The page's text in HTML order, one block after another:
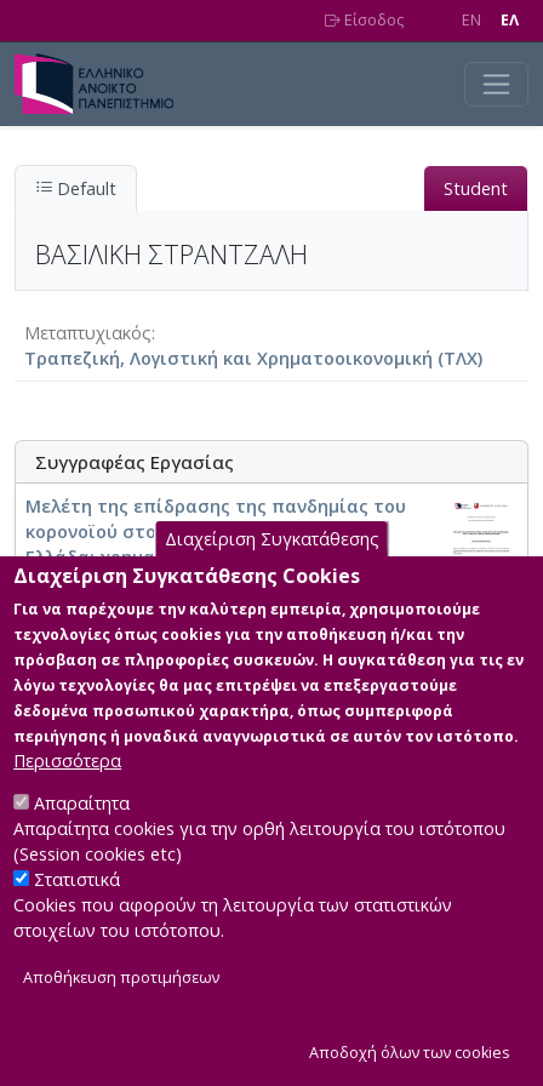
Είσοδος EN EΛ
Default Student
ΒΑΣΙΛΙΚΗ ΣΤΡΑΝΤΖΑΛΗ
Μεταπτυχιακός
Τραπεζική, Λογιστική και Χρηματοοικονομική (ΤΛΧ)
Συγγραφέας Εργασίας
Μελέτη της επίδρασης της πανδημίας του
κορονοϊού στον κλάδο κατασκευών στην
Ελλάδα: χρηματοοικονομική ανάλυση για
την περίοδο πριν, κατά τη διάρκεια και
μετά την εμφάνιση της πανδημίας
Developed byINTEROPTICS
Διαχείριση Συγκατάθεσης
Διαχείριση Συγκατάθεσης Cookies
Για να παρέχουμε την καλύτερη εμπειρία, χρησιμοποιούμε
τεχνολογίες όπως cookies για την αποθήκευση ή/και την
πρόσβαση σε πληροφορίες συσκευών. Η συγκατάθεση για τις εν
λόγω τεχνολογίες θα μας επιτρέψει να επεξεργαστούμε
δεδομένα προσωπικού χαρακτήρα, όπως συμπεριφορά
περιήγησης ή μοναδικά αναγνωριστικά σε αυτόν τον ιστότοπο.
Περισσότερα
Απαραίτητα
Απαραίτητα cookies για την ορθή λειτουργία του ιστότοπου
(Session cookies etc)
Στατιστικά
Cookies που αφορούν τη λειτουργία των στατιστικών
στοιχείων του ιστότοπου.
Αποθήκευση προτιμήσεων
Αποδοχή όλων των cookies